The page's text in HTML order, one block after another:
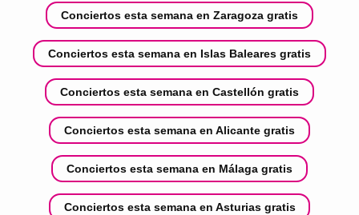
Conciertos esta semana en Zaragoza gratis
Conciertos esta semana en Islas Baleares gratis
Conciertos esta semana en Castellón gratis
Conciertos esta semana en Alicante gratis
Conciertos esta semana en Málaga gratis
Conciertos esta semana en Asturias gratis